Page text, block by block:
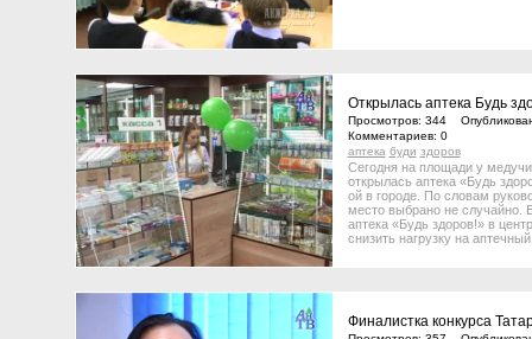
Открылась аптека Будь
Просмотров: 344
Комментариев: 0
аптека буди здоров
Сегодня на площади у
открылась аптека «Будь
ой в городе. По словам
место выбрано не случайно.
аптека «Будь здоров!» в
снизить нагрузку на
Финалистка конкурса